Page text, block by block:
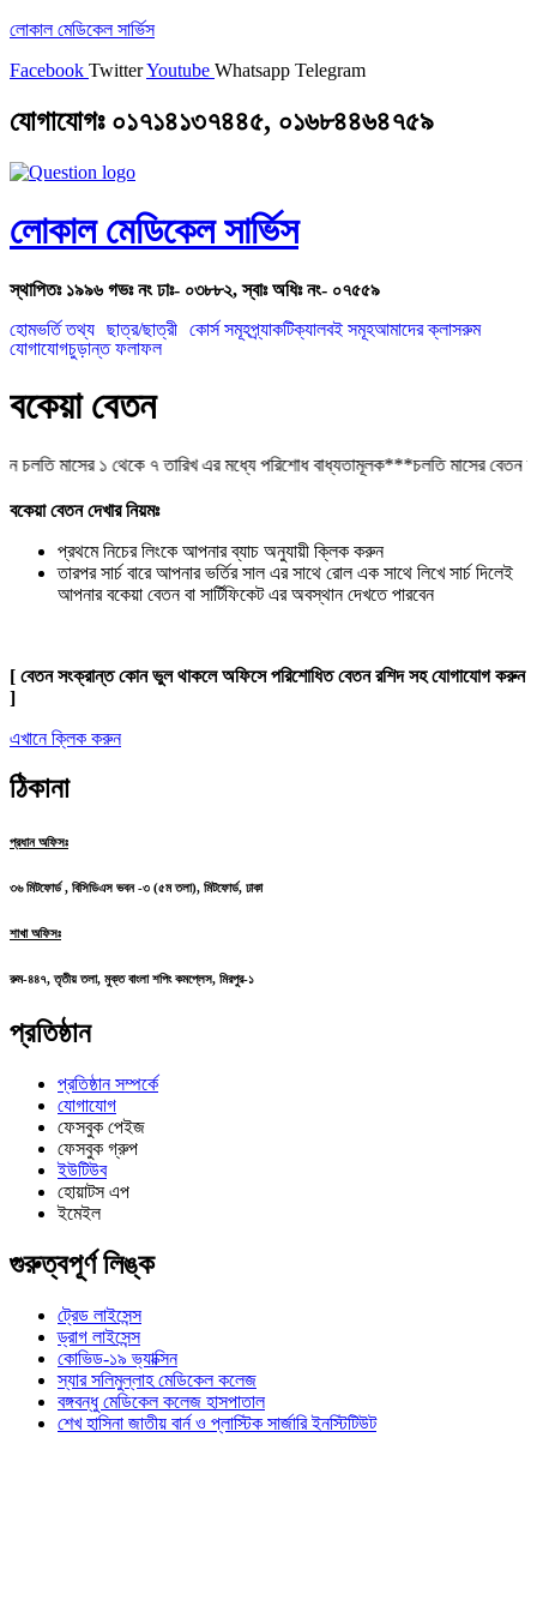
লোকাল মেডিকেল সার্ভিস
Facebook TwitterYoutube Whatsapp Telegram
যোগাযোগঃ ০১৭১৪১৩৭৪৪৫, ০১৬৮৪৪৬৪৭৫৯
লোকাল মেডিকেল সার্ভিস
স্থাপিতঃ ১৯৯৬ গভঃ নং ঢাঃ- ০৩৮৮২, স্বাঃ অধিঃ নং- ০৭৫৫৯
হোমভর্তি তথ্য ছাত্র/ছাত্রী কোর্স সমূহপ্র্যাকটিক্যালবই সমূহআমাদের ক্লাসরুম
যোগাযোগচুড়ান্ত ফলাফল
বকেয়া বেতন
চলতি মাসের ১ থেকে ৭ তারিখ এর মধ্যে পরিশোধ বাধ্যতামূলক***চলতি মাসের বেতন
বকেয়া বেতন দেখার নিয়মঃ
প্রথমে নিচের লিংকে আপনার ব্যাচ অনুযায়ী ক্লিক করুন
তারপর সার্চ বারে আপনার ভর্তির সাল এর সাথে রোল এক সাথে লিখে সার্চ দিলেই
আপনার বকেয়া বেতন বা সার্টিফিকেট এর অবস্থান দেখতে পারবেন
[ বেতন সংক্রান্ত কোন ভুল থাকলে অফিসে পরিশোধিত বেতন রশিদ সহ যোগাযোগ করুন
]
এখানে ক্লিক করুন
ঠিকানা
প্রধান অফিসঃ
৩৬ মিটফোর্ড , বিসিডিএস ভবন -৩ (৫ম তলা), মিটফোর্ড, ঢাকা
শাখা অফিসঃ
রুম-৪৪৭, তৃতীয় তলা, মুক্ত বাংলা শপিং কমপ্লেস, মিরপুর-১
প্রতিষ্ঠান
প্রতিষ্ঠান সম্পর্কে
যোগাযোগ
ফেসবুক পেইজ
ফেসবুক গ্রুপ
ইউটিউব
হোয়াটস এপ
ইমেইল
গুরুত্বপূর্ণ লিঙ্ক
ট্রেড লাইসেন্স
ড্রাগ লাইসেন্স
কোভিড-১৯ ভ্যাক্সিন
স্যার সলিমুল্লাহ মেডিকেল কলেজ
বঙ্গবন্ধু মেডিকেল কলেজ হাসপাতাল
শেখ হাসিনা জাতীয় বার্ন ও প্লাস্টিক সার্জারি ইনস্টিটিউট